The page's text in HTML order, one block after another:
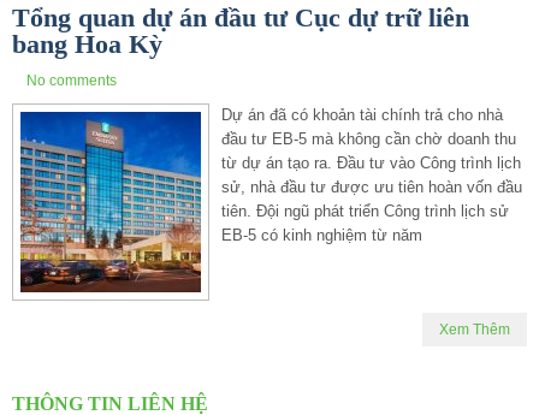
Tổng quan dự án đầu tư Cục dự trữ liên
bang Hoa Kỳ
No comments
Dự án đã có khoản tài chính trả cho nhà
đầu tư EB-5 mà không cần chờ doanh thu
từ dự án tạo ra. Đầu tư vào Công trình lịch
sử, nhà đầu tư được ưu tiên hoàn vốn đầu
tiên. Đội ngũ phát triển Công trình lịch sử
EB-5 có kinh nghiệm từ năm
Xem Thêm
THÔNG TIN LIÊN HỆ